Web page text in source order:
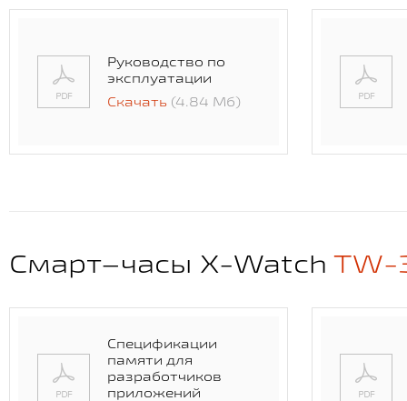
Руководство по
эксплуатации
Скачать (4.84 Мб)
Смарт–часы X-Watch TW-
Спецификации
памяти для
разработчиков
приложений